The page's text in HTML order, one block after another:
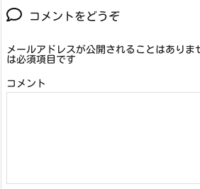
コメントをどうぞ
メールアドレスが公開されることはありま
は必須項目です
コメント